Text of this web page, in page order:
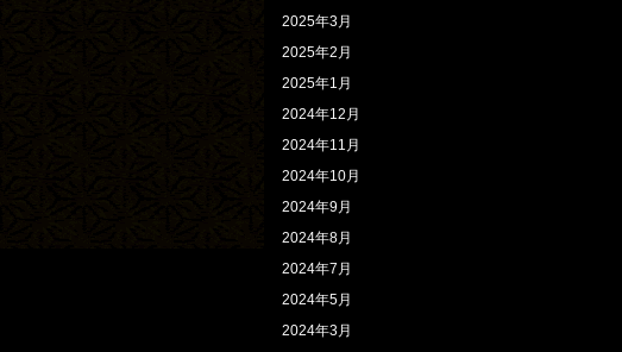
2025年3月
2025年2月
2025年1月
2024年12月
2024年11月
2024年10月
2024年9月
2024年8月
2024年7月
2024年5月
2024年3月